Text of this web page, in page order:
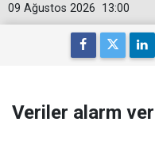
13:00
09 Ağustos 2026
Veriler alarm